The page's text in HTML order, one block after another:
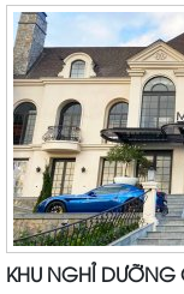
KHU NGHỈ DƯỠNG